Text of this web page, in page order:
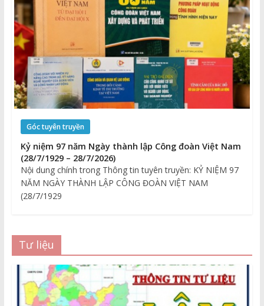
Góc tuyên truyền
Kỷ niệm 97 năm Ngày thành lập Công đoàn Việt Nam
(28/7/1929 – 28/7/2026)
Nội dung chính trong Thông tin tuyên truyền: KỶ NIỆM 97
NĂM NGÀY THÀNH LẬP CÔNG ĐOÀN VIỆT NAM
(28/7/1929
Tư liệu